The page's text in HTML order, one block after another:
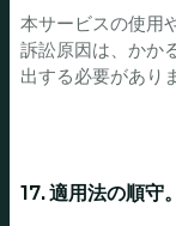
本サービスの使用
訴訟原因は、かか
出する必要があり
17. 適用法の順守。